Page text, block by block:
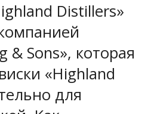
Distillers»
& Sons», которая
«Highland
для